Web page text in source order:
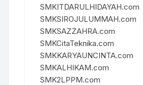
SMKITDARULHIDAYAH.com
SMKSIROJULUMMAH.com
SMKSAZZAHRA.com
SMKCitaTeknika.com
SMKKARYAUNCINTA.com
SMKALHIKAM.com
SMK2LPPM.com